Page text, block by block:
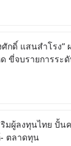
กดิ์ แสนสำโรง”
ขี่จบรายการระ
มผู้ลงทุนไทย ปั้น
- ตลาดทุน